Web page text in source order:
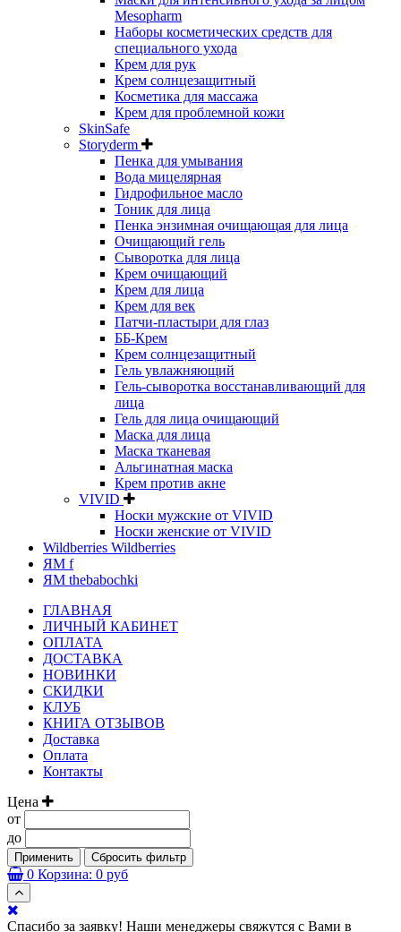
Mesopharm
Наборы косметических средств для
специального ухода
Крем для рук
Крем солнцезащитный
Косметика для массажа
Крем для проблемной кожи
SkinSafe
Storyderm
Пенка для умывания
Вода мицелярная
Гидрофильное масло
Тоник для лица
Пенка энзимная очищающая для лица
Очищающий гель
Сыворотка для лица
Крем очищающий
Крем для лица
Крем для век
Патчи-пластыри для глаз
ББ-Крем
Крем солнцезащитный
Гель увлажняющий
Гель-сыворотка восстанавливающий для
лица
Гель для лица очищающий
Маска для лица
Маска тканевая
Альгинатная маска
Крем против акне
VIVID
Носки мужские от VIVID
Носки женские от VIVID
Wildberries Wildberries
ЯМ f
ЯМ thebabochki
ГЛАВНАЯ
ЛИЧНЫЙ КАБИНЕТ
ОПЛАТА
ДОСТАВКА
НОВИНКИ
СКИДКИ
КЛУБ
КНИГА ОТЗЫВОВ
Доставка
Оплата
Контакты
Цена
от
до
Применить Сбросить фильтр
0 Корзина: 0 руб
Спасибо за заявку! Наши менеджеры свяжутся с Вами в